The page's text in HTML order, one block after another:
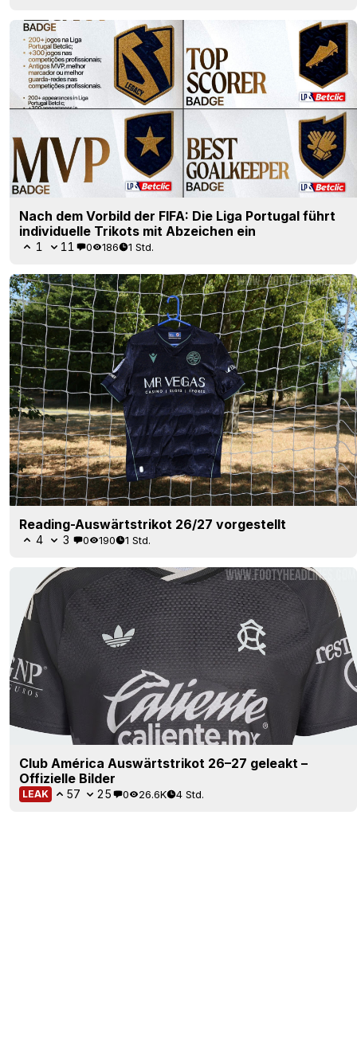
Nach dem Vorbild der FIFA: Die Liga Portugal führt
individuelle Trikots mit Abzeichen ein
1 11 0 186 1 Std.
Reading-Auswärtstrikot 26/27 vorgestellt
4 3 0 190 1 Std.
Club América Auswärtstrikot 26–27 geleakt –
Offizielle Bilder
LEAK 57 25 0 26.6K 4 Std.